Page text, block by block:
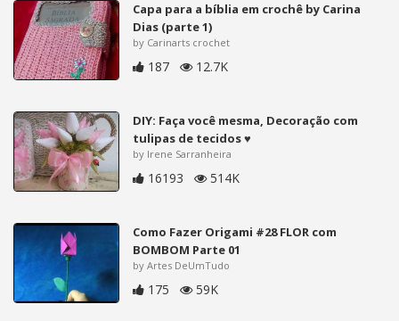
Capa para a bíblia em crochê by Carina
Dias (parte 1)
by Carinarts crochet
187 12.7K
DIY: Faça você mesma, Decoração com
tulipas de tecidos ♥
by Irene Sarranheira
16193 514K
Como Fazer Origami #28 FLOR com
BOMBOM Parte 01
by Artes DeUmTudo
175 59K